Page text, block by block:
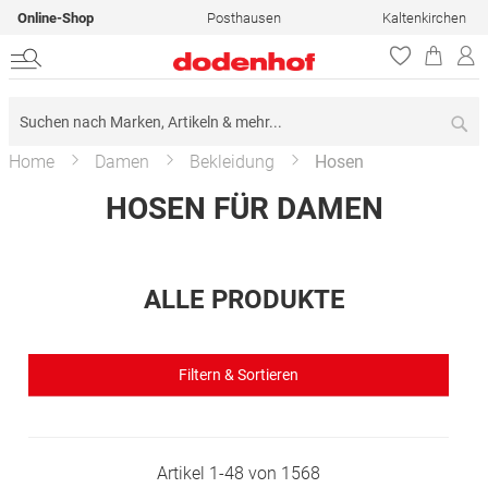
Online-Shop Posthausen Kaltenkirchen
Home Damen Bekleidung Hosen
HOSEN FÜR DAMEN
ALLE PRODUKTE
Filtern & Sortieren
Artikel 1-48 von 1568